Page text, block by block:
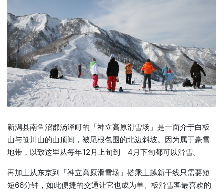
新潟县南鱼沼郡汤泽町的「神立高原滑雪场」是一面介于白板
山与笹川山的山顶间，被尾根包围的北边斜坡。因为属于豪雪
地带，以致这里从每年12月上旬到 4月下旬都可以滑雪。
再加上从东京到「神立高原滑雪场」搭乘上越新干线只需要短
短66分钟，如此便捷的交通让它也成为单、板滑雪客最喜欢的